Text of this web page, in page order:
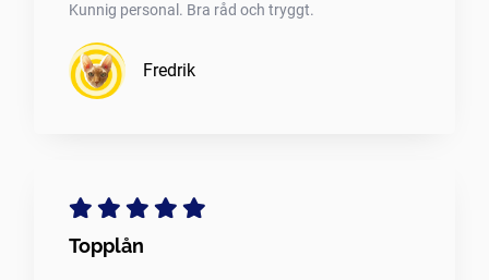
Kunnig personal. Bra råd och tryggt.
Fredrik
Topplån